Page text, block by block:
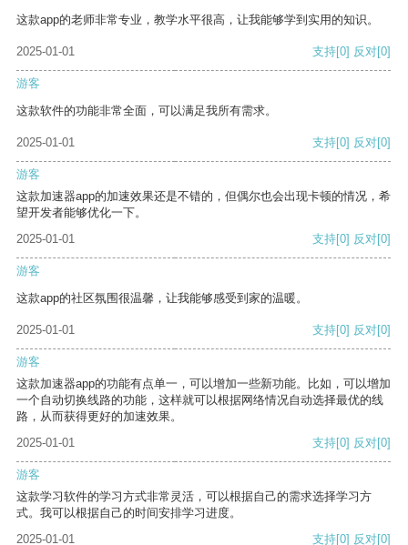
这款app的老师非常专业，教学水平很高，让我能够学到实用的知识。
2025-01-01 支持[0] 反对[0]
游客
这款软件的功能非常全面，可以满足我所有需求。
2025-01-01 支持[0] 反对[0]
游客
这款加速器app的加速效果还是不错的，但偶尔也会出现卡顿的情况，希
望开发者能够优化一下。
2025-01-01
支持[0] 反对[0]
游客
这款app的社区氛围很温馨，让我能够感受到家的温暖。
2025-01-01 支持[0] 反对[0]
游客
这款加速器app的功能有点单一，可以增加一些新功能。比如，可以增加
一个自动切换线路的功能，这样就可以根据网络情况自动选择最优的线
路，从而获得更好的加速效果。
2025-01-01
支持[0] 反对[0]
游客
这款学习软件的学习方式非常灵活，可以根据自己的需求选择学习方
式。我可以根据自己的时间安排学习进度。
2025-01-01
支持[0] 反对[0]